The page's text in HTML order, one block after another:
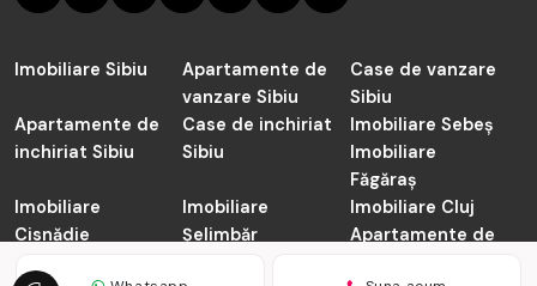
Imobiliare Sibiu
Apartamente de
vanzare Sibiu
Case de vanzare
Sibiu
Apartamente de
inchiriat Sibiu
Case de inchiriat
Sibiu
Imobiliare Sebeș
Imobiliare
Făgăraș
Imobiliare
Cisnădie
Imobiliare
Șelimbăr
Imobiliare Cluj
Apartamente de